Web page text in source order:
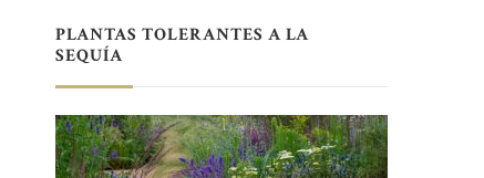
PLANTAS TOLERANTES A LA
SEQUÍA